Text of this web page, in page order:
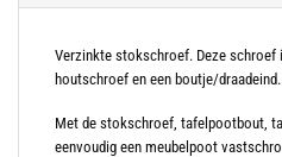
Verzinkte stokschroef. Deze schroef
houtschroef en een boutje/draadeind.
Met de stokschroef, tafelpootbout,
eenvoudig een meubelpoot